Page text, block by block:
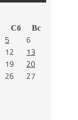
Сб
Вс
5
6
12
13
19
20
26
27